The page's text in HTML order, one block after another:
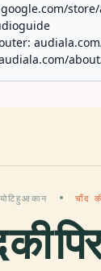
चाँद